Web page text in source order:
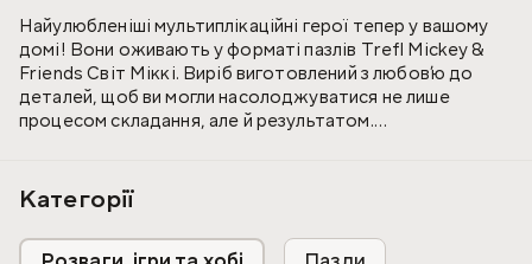
Найулюбленіші мультиплікаційні герої тепер у вашому
домі! Вони оживають у форматі пазлів Trefl Mickey &
Friends Світ Міккі. Виріб виготовлений з любов’ю до
деталей, щоб ви могли насолоджуватися не лише
процесом складання, але й результатом.
елементів, які виготовлені з якісного щільного картону
покритого спеціальним шаром, який не відбиває світла.
Вони мають надійні пазлові замки, що забезпечують
Категорії